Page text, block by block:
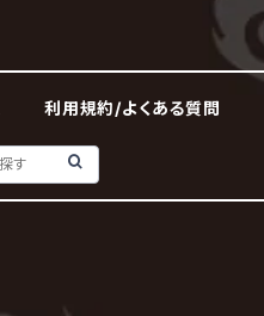
利用規約/よくある質問